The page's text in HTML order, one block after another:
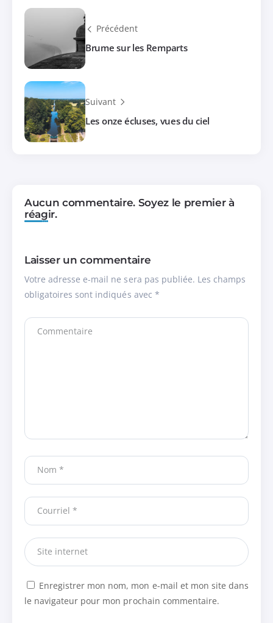
Précédent
Brume sur les Remparts
Suivant
Les onze écluses, vues du ciel
Aucun commentaire. Soyez le premier à
réagir.
Laisser un commentaire
Votre adresse e-mail ne sera pas publiée. Les champs
obligatoires sont indiqués avec *
Enregistrer mon nom, mon e-mail et mon site dans
le navigateur pour mon prochain commentaire.